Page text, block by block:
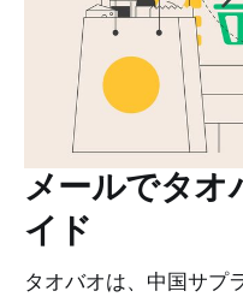
メールでタオ
イド
タオバオは、中国サプ